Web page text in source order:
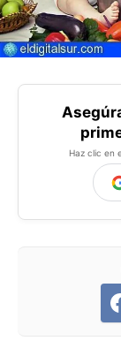
Haz clic en